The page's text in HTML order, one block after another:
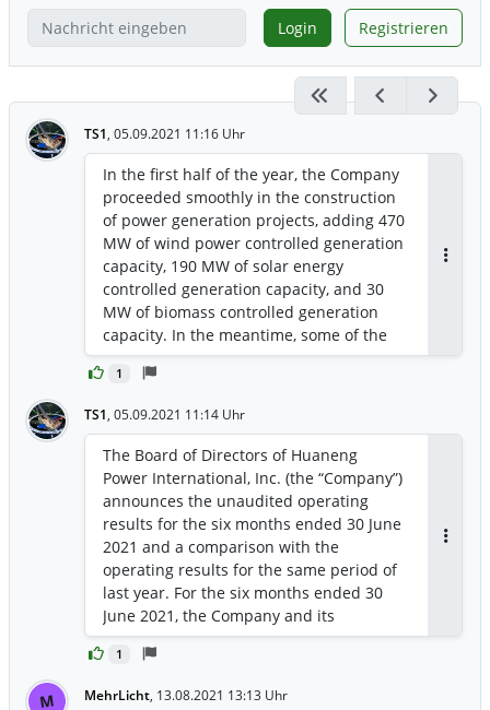
Login Registrieren
TS1, 05.09.2021 11:16 Uhr
1
In the first half of the year, the Company
proceeded smoothly in the construction
of power generation projects, adding 470
MW of wind power controlled generation
capacity, 190 MW of solar energy
controlled generation capacity, and 30
MW of biomass controlled generation
capacity. In the meantime, some of the
power plants invested or controlled by
the Company underwent changes in
Company’s controlled generation
capacity was 114,042 MW, and the equity
generation capacity was 99,891 MW. Low
carbon clean energy (wind power, solar
energy, hydro-power, combined cycle,
biomass power) accounted for 21.07% of
the installed capacity.
TS1, 05.09.2021 11:14 Uhr
1
The Board of Directors of Huaneng
Power International, Inc. (the “Company”)
announces the unaudited operating
results for the six months ended 30 June
2021 and a comparison with the
operating results for the same period of
last year. For the six months ended 30
June 2021, the Company and its
subsidiaries recorded consolidated
operating revenue of RMB95.116 billion,
M MehrLicht, 13.08.2021 13:13 Uhr